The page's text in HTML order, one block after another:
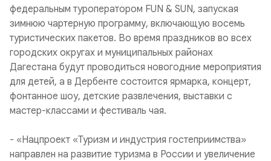
федеральным туроператором FUN & SUN, запуская
зимнюю чартерную программу, включающую восемь
туристических пакетов. Во время праздников во всех
городских округах и муниципальных районах
Дагестана будут проводиться новогодние мероприятия
для детей, а в Дербенте состоится ярмарка, концерт,
фонтанное шоу, детские развлечения, выставки с
мастер-классами и фестиваль чая.
- «Нацпроект «Туризм и индустрия гостеприимства»
направлен на развитие туризма в России и увеличение